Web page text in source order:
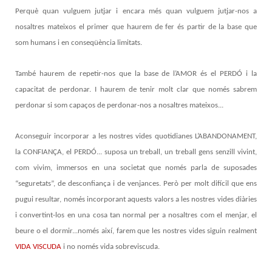
Perquè quan vulguem jutjar i encara més quan vulguem jutjar-nos a
nosaltres mateixos el primer que haurem de fer és partir de la base que
som humans i en conseqüència limitats.
També haurem de repetir-nos que la base de l’AMOR és el PERDÓ i la
capacitat de perdonar. I haurem de tenir molt clar que només sabrem
perdonar si som capaços de perdonar-nos a nosaltres mateixos...
Aconseguir incorporar a les nostres vides quotidianes L’ABANDONAMENT,
la CONFIANÇA, el PERDÓ... suposa un treball, un treball gens senzill vivint,
com vivim, immersos en una societat que només parla de suposades
“seguretats”, de desconfiança i de venjances. Però per molt difícil que ens
pugui resultar, només incorporant aquests valors a les nostres vides diàries
i convertint-los en una cosa tan normal per a nosaltres com el menjar, el
beure o el dormir...només així, farem que les nostres vides siguin realment
VIDA VISCUDA i no només vida sobreviscuda.